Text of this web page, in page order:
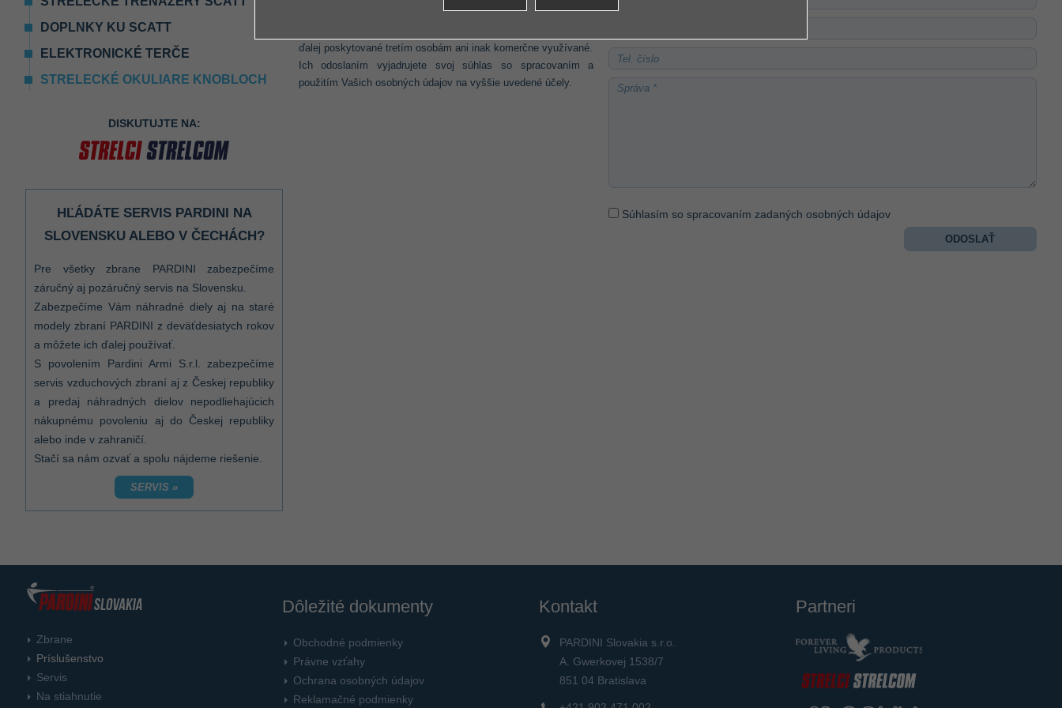
poskytnete prostredníctvom on-line formulára, budú slúžiť
ďalej poskytované tretím osobám ani inak komerčne využívané.
Ich odoslaním vyjadrujete svoj súhlas so spracovaním a
použitím Vašich osobných údajov na vyššie uvedené účely.
Súhlasím so spracovaním zadaných osobných údajov
DOPLNKY KU SCATT
ELEKTRONICKÉ TERČE
STRELECKÉ OKULIARE KNOBLOCH
DISKUTUJTE NA:
HĽÁDÁTE SERVIS PARDINI NA
SLOVENSKU ALEBO V ČECHÁCH?
Pre všetky zbrane PARDINI zabezpečíme
záručný aj pozáručný servis na Slovensku.
Zabezpečíme Vám náhradné diely aj na staré
modely zbraní PARDINI z deväťdesiatych rokov
a môžete ich ďalej používať.
S povolením Pardini Armi S.r.l. zabezpečíme
servis vzduchových zbraní aj z Českej republiky
a predaj náhradných dielov nepodliehajúcich
nákupnému povoleniu aj do Českej republiky
alebo inde v zahraničí.
Stačí sa nám ozvať a spolu nájdeme riešenie.
SERVIS »
Zbrane
Príslušenstvo
Servis
Na stiahnutie
Dôležité dokumenty
Obchodné podmienky
Právne vzťahy
Ochrana osobných údajov
Reklamačné podmienky
Kontakt
PARDINI Slovakia s.r.o.
A. Gwerkovej 1538/7
851 04 Bratislava
Partneri